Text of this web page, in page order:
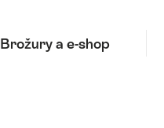
Brožury a e-shop